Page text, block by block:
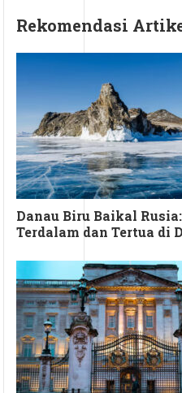
Rekomendasi
Danau Biru Baikal
Terdalam dan Tertua di